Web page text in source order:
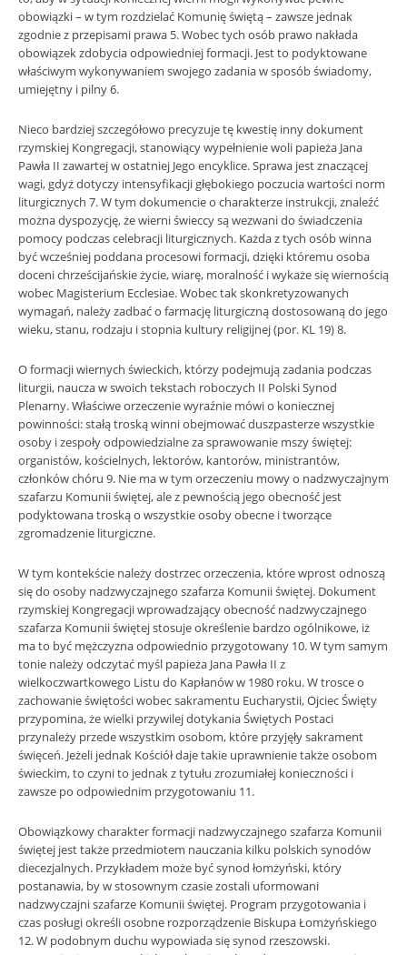
obowiązki – w tym rozdzielać Komunię świętą – zawsze jednak
zgodnie z przepisami prawa 5. Wobec tych osób prawo nakłada
obowiązek zdobycia odpowiedniej formacji. Jest to podyktowane
właściwym wykonywaniem swojego zadania w sposób świadomy,
umiejętny i pilny 6.
Nieco bardziej szczegółowo precyzuje tę kwestię inny dokument
rzymskiej Kongregacji, stanowiący wypełnienie woli papieża Jana
Pawła II zawartej w ostatniej Jego encyklice. Sprawa jest znaczącej
wagi, gdyż dotyczy intensyfikacji głębokiego poczucia wartości norm
liturgicznych 7. W tym dokumencie o charakterze instrukcji, znaleźć
można dyspozycję, że wierni świeccy są wezwani do świadczenia
pomocy podczas celebracji liturgicznych. Każda z tych osób winna
być wcześniej poddana procesowi formacji, dzięki któremu osoba
doceni chrześcijańskie życie, wiarę, moralność i wykaże się wiernością
wobec Magisterium Ecclesiae. Wobec tak skonkretyzowanych
wymagań, należy zadbać o farmację liturgiczną dostosowaną do jego
wieku, stanu, rodzaju i stopnia kultury religijnej (por. KL 19) 8.
O formacji wiernych świeckich, którzy podejmują zadania podczas
liturgii, naucza w swoich tekstach roboczych II Polski Synod
Plenarny. Właściwe orzeczenie wyraźnie mówi o koniecznej
powinności: stałą troską winni obejmować duszpasterze wszystkie
osoby i zespoły odpowiedzialne za sprawowanie mszy świętej:
organistów, kościelnych, lektorów, kantorów, ministrantów,
członków chóru 9. Nie ma w tym orzeczeniu mowy o nadzwyczajnym
szafarzu Komunii świętej, ale z pewnością jego obecność jest
podyktowana troską o wszystkie osoby obecne i tworzące
zgromadzenie liturgiczne.
W tym kontekście należy dostrzec orzeczenia, które wprost odnoszą
się do osoby nadzwyczajnego szafarza Komunii świętej. Dokument
rzymskiej Kongregacji wprowadzający obecność nadzwyczajnego
szafarza Komunii świętej stosuje określenie bardzo ogólnikowe, iż
ma to być mężczyzna odpowiednio przygotowany 10. W tym samym
tonie należy odczytać myśl papieża Jana Pawła II z
wielkoczwartkowego Listu do Kapłanów w 1980 roku. W trosce o
zachowanie świętości wobec sakramentu Eucharystii, Ojciec Święty
przypomina, że wielki przywilej dotykania Świętych Postaci
przynależy przede wszystkim osobom, które przyjęły sakrament
święceń. Jeżeli jednak Kościół daje takie uprawnienie także osobom
świeckim, to czyni to jednak z tytułu zrozumiałej konieczności i
zawsze po odpowiednim przygotowaniu 11.
Obowiązkowy charakter formacji nadzwyczajnego szafarza Komunii
świętej jest także przedmiotem nauczania kilku polskich synodów
diecezjalnych. Przykładem może być synod łomżyński, który
postanawia, by w stosownym czasie zostali uformowani
nadzwyczajni szafarze Komunii świętej. Program przygotowania i
czas posługi określi osobne rozporządzenie Biskupa Łomżyńskiego
12. W podobnym duchu wypowiada się synod rzeszowski.